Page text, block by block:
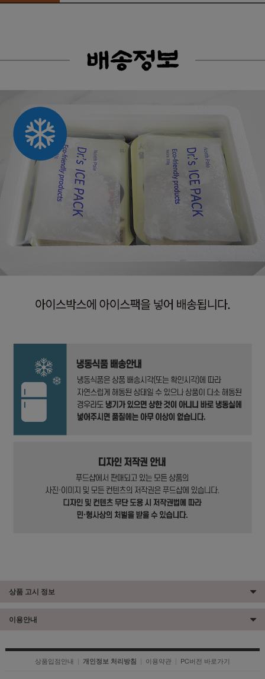
상품 고시 정보
이용안내
상품입점안내 | 개인정보 처리방침 | 이용약관 | PC버전 바로가기